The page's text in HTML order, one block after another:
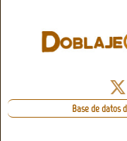
Base de datos